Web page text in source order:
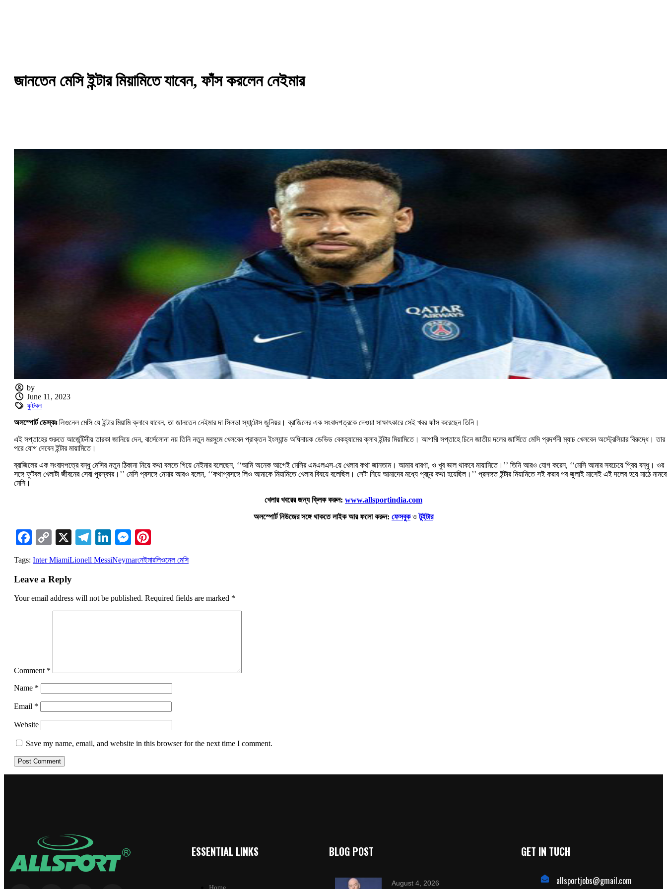
জানতেন মেসি ইন্টার মিয়ামিতে যাবেন, ফাঁস করলেন নেইমার
by
June 11, 2023
ফুটবল
অলস্পোর্ট ডেস্কঃলিওনেল মেসি যে ইন্টার মিয়ামি ক্লাবে যাবেন, তা জানতেন নেইমার দা সিলভা স্যান্টোস জুনিয়র। ব্রাজিলের এক সংবাদপত্রকে দেওয়া সাক্ষাৎকারে সেই খবর ফাঁস করেছেন তিনি।
এই সপ্তাহের শুরুতে আর্জেন্টিনীয় তারকা জানিয়ে দেন, বার্সেলোনা নয় তিনি নতুন মরসুমে খেলবেন প্রাক্তন ইংল্যান্ড অধিনায়ক ডেভিড বেকহ্যামের ক্লাব ইন্টার মিয়ামিতে। আগামী সপ্তাহে চিনে জাতীয় দলের জার্সিতে মেসি প্রদর্শনী ম্যাচ খেলবেন অস্ট্রেলিয়ার বিরুদ্ধে। তার
পরে যোগ দেবেন ইন্টার মায়ামিতে।
ব্রাজিলের এক সংবাদপত্রে বন্ধু মেসির নতুন ঠিকানা নিয়ে কথা বলতে গিয়ে নেইমার বলেছেন, ‘‘আমি অনেক আগেই মেসির এমএলএস-য়ে খেলার কথা জানতাম। আমার ধারণা, ও খুব ভাল থাকবে মায়ামিতে।’’ তিনি আরও যোগ করেন, ‘‘মেসি আমার সবচেয়ে প্রিয় বন্ধু। ওর
সঙ্গে ফুটবল খেলাটা জীবনের সেরা পুরস্কার।’’ মেসি প্রসঙ্গে নেমার আরও বলেন, ‘‘কথাপ্রসঙ্গে লিও আমাকে মিয়ামিতে খেলার বিষয়ে বলেছিল। সেটা নিয়ে আমাদের মধ্যে প্রচুর কথা হয়েছিল।’’ প্রসঙ্গত ইন্টার মিয়ামিতে সই করার পর জুলাই মাসেই এই দলের হয়ে মাঠে
মেসি।
খেলার খবরের জন্য ক্লিক করুন: www.allsportindia.com
অলস্পোর্ট নিউজের সঙ্গে থাকতে লাইক আর ফলো করুন: ফেসবুকওটুইটার
Facebook
Copy
Link
X Telegram
LinkedIn
Messenger
Tags: Inter MiamiLionell MessiNeymarনেইমারলিওনেল মেসি
Leave a Reply
Your email address will not be published. Required fields are marked *
Comment *
Name *
Email *
Website
Save my name, email, and website in this browser for the next time I comment.
ESSENTIAL LINKS BLOG POST
August 4, 2026
GET IN TUCH
allsportjobs@gmail.com